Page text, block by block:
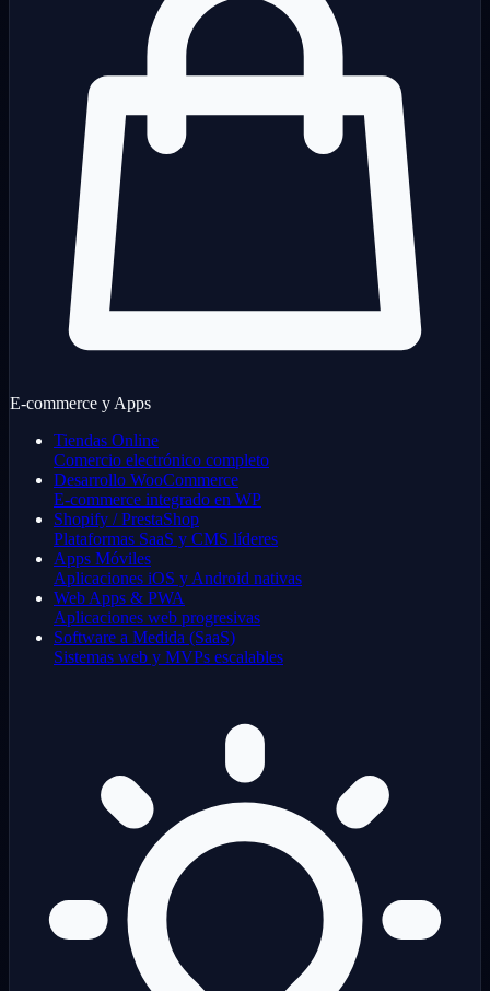
E-commerce y Apps
Tiendas Online
Comercio electrónico completo
Desarrollo WooCommerce
E-commerce integrado en WP
Shopify / PrestaShop
Plataformas SaaS y CMS líderes
Apps Móviles
Aplicaciones iOS y Android nativas
Web Apps & PWA
Aplicaciones web progresivas
Software a Medida (SaaS)
Sistemas web y MVPs escalables